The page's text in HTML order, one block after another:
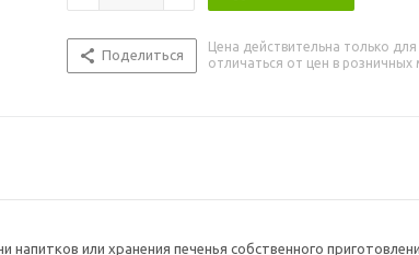
Поделиться
Цена действительна только
отличаться от цен в розничных
или хранения печенья собственного